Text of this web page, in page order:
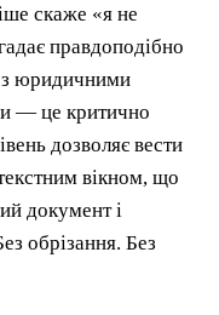
скаже «я не
правдоподібно
з юридичними
— це критично
дозволяє вести
вікном, що
документ і
обрізання. Без